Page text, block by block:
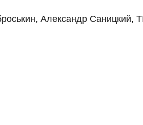
Александр Саницкий,